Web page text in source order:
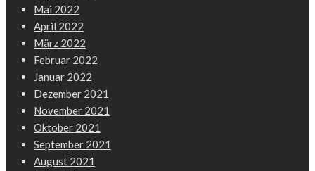
Mai 2022
April 2022
März 2022
Februar 2022
Januar 2022
Dezember 2021
November 2021
Oktober 2021
September 2021
August 2021